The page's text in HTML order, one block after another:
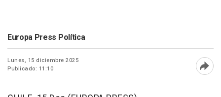
Europa Press Política
Lunes, 15 diciembre 2025
Publicado: 11:10